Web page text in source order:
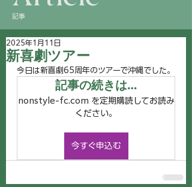
記事
新喜劇ツアー
2025年1月11日
今日は新喜劇65周年のツアーで沖縄でした。
記事の続きは…
nonstyle-fc.com を定期購読してお読み
ください。
今すぐ申込む